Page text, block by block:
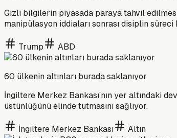
Gizli bilgilerin piyasada paraya tahvil
manipülasyon iddiaları sonrası disiplin süreci
Trump ABD
60 ülkenin altınları burada saklanıyor
İngiltere Merkez Bankası’nın yer altındaki
üstünlüğünü elinde tutmasını sağlıyor.
İngiltere Merkez Bankası Altın